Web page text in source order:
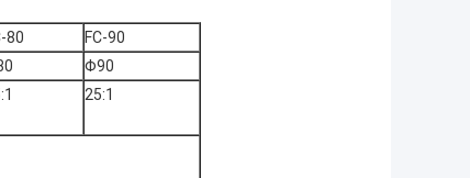
80
FC-90
Φ90
25:1